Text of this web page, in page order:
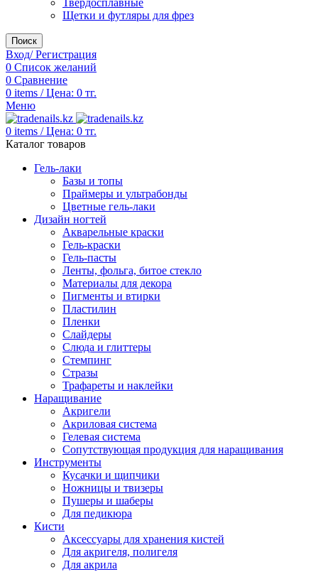
Твердосплавные
Щетки и футляры для фрез
Поиск
Вход/ Регистрация
0 Список желаний
0 Сравнение
0 items / Цена: 0 тг.
Меню
0 items / Цена: 0 тг.
Каталог товаров
Гель-лаки
Базы и топы
Праймеры и ультрабонды
Цветные гель-лаки
Дизайн ногтей
Акварельные краски
Гель-краски
Гель-пасты
Ленты, фольга, битое стекло
Материалы для декора
Пигменты и втирки
Пластилин
Пленки
Слайдеры
Слюда и глиттеры
Стемпинг
Стразы
Трафареты и наклейки
Наращивание
Акригели
Акриловая система
Гелевая система
Сопутствующая продукция для наращивания
Инструменты
Кусачки и щипчики
Ножницы и твизеры
Пушеры и шаберы
Для педикюра
Кисти
Аксессуары для хранения кистей
Для акригеля, полигеля
Для акрила